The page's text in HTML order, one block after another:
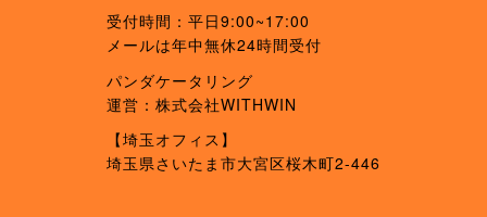
受付時間：平日9:00~17:00
メールは年中無休24時間受付
パンダケータリング
運営：株式会社WITHWIN
【埼玉オフィス】
埼玉県さいたま市大宮区桜木町2-446